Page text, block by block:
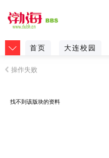
首页 大连校园
操作失败
找不到该版块的资料